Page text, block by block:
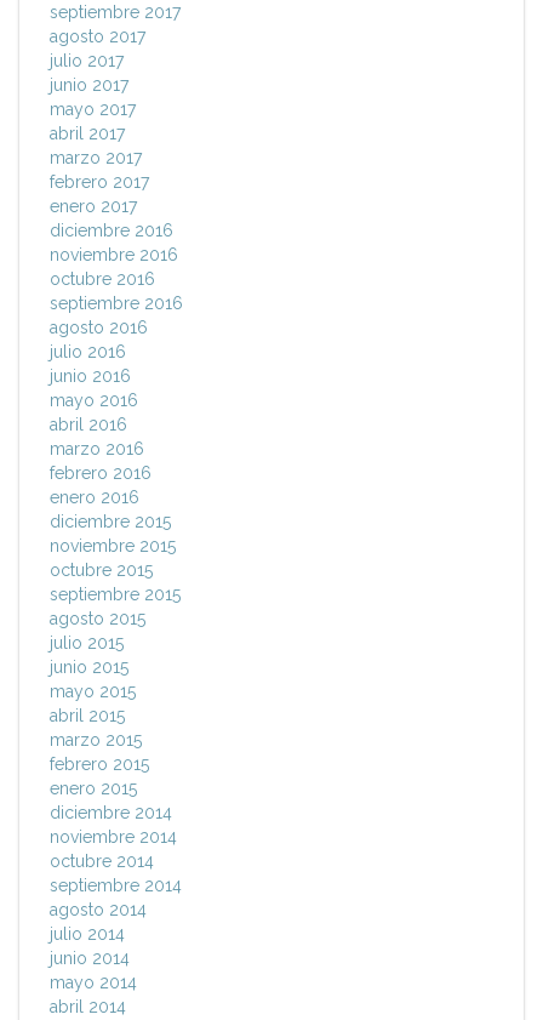
septiembre 2017
agosto 2017
julio 2017
junio 2017
mayo 2017
abril 2017
marzo 2017
febrero 2017
enero 2017
diciembre 2016
noviembre 2016
octubre 2016
septiembre 2016
agosto 2016
julio 2016
junio 2016
mayo 2016
abril 2016
marzo 2016
febrero 2016
enero 2016
diciembre 2015
noviembre 2015
octubre 2015
septiembre 2015
agosto 2015
julio 2015
junio 2015
mayo 2015
abril 2015
marzo 2015
febrero 2015
enero 2015
diciembre 2014
noviembre 2014
octubre 2014
septiembre 2014
agosto 2014
julio 2014
junio 2014
mayo 2014
abril 2014